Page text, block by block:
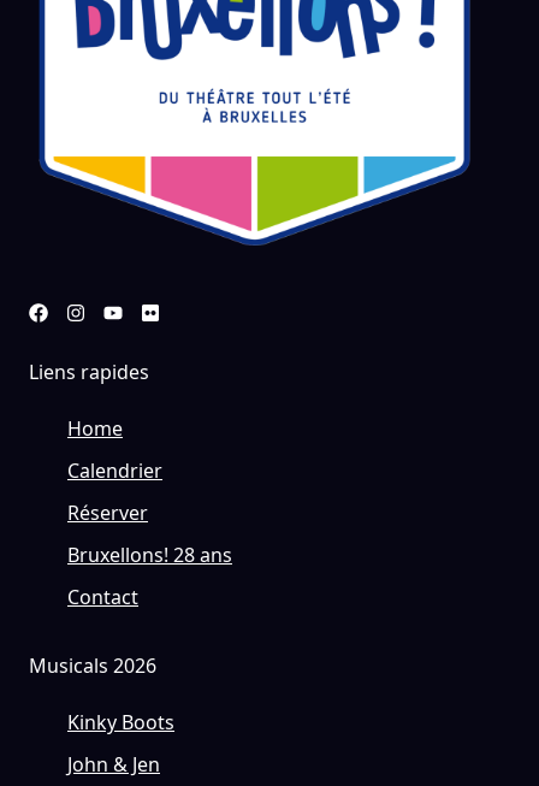
Liens rapides
Home
Calendrier
Réserver
Bruxellons! 28 ans
Contact
Musicals 2026
Kinky Boots
John & Jen